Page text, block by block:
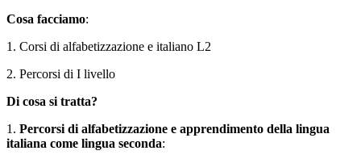
Cosa facciamo:
1. Corsi di alfabetizzazione e italiano L2
2. Percorsi di I livello
Di cosa si tratta?
1. Percorsi di alfabetizzazione e apprendimento della lingua
italiana come lingua seconda: